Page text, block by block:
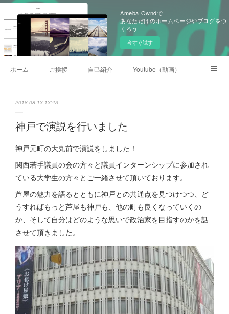
Ameba Owndで
あなただけのホームページやブログをつ
くろう
今すぐ試す
ホーム ご挨拶 自己紹介 Youtube（動画）
2018.08.13 13:43
神戸で演説を行いました
神戸元町の大丸前で演説をしました！
関西若手議員の会の方々と議員インターンシップに参加され
ている大学生の方々とご一緒させて頂いております。
芦屋の魅力を語るとともに神戸との共通点を見つけつつ、ど
うすればもっと芦屋も神戸も、他の町も良くなっていくの
か、そして自分はどのような思いで政治家を目指すのかを話
させて頂きました。